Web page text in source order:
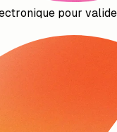
pour